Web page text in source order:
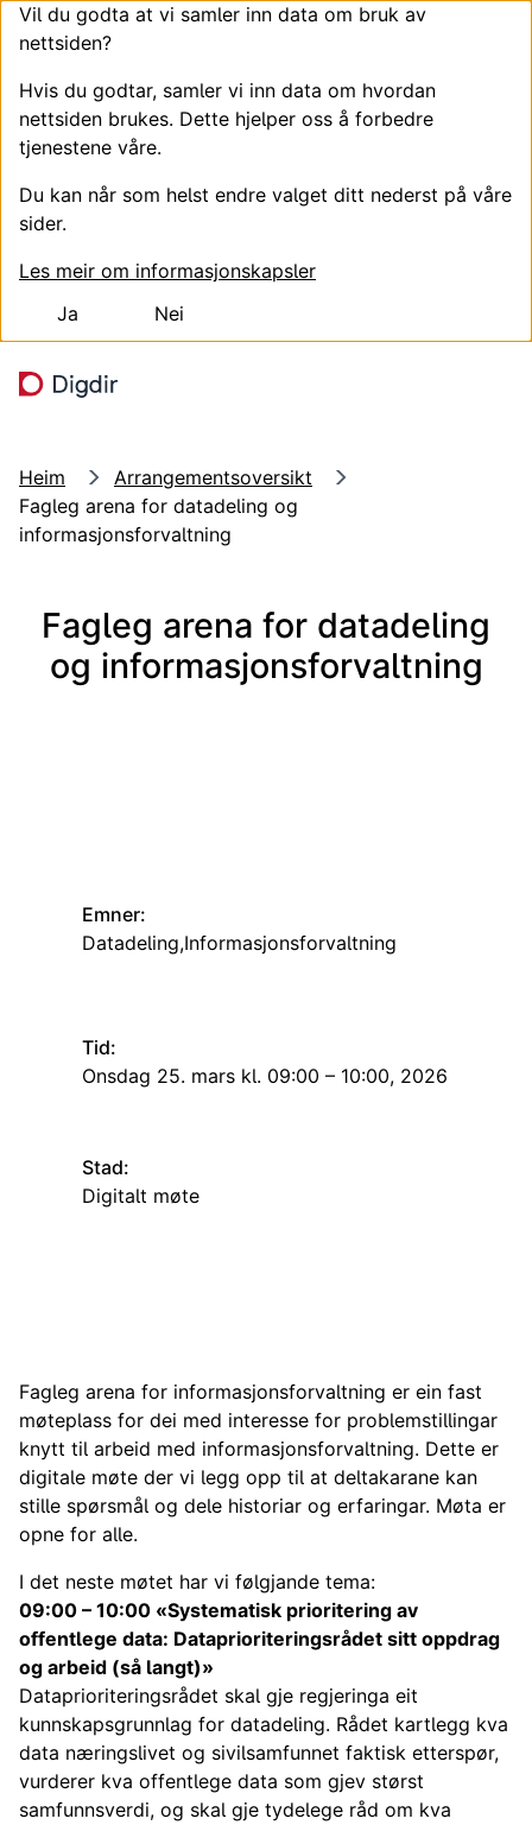
Vil du godta at vi samler inn data om bruk av
nettsiden?
Hvis du godtar, samler vi inn data om hvordan
nettsiden brukes. Dette hjelper oss å forbedre
tjenestene våre.
Du kan når som helst endre valget ditt nederst på våre
sider.
Les meir om informasjonskapsler
Ja
Nei
Heim
Arrangementsoversikt
Fagleg arena for datadeling og
informasjonsforvaltning
Fagleg arena for datadeling
og informasjonsforvaltning
Emner:
Datadeling Informasjonsforvaltning
Tid:
Onsdag 25. mars kl. 09:00 – 10:00, 2026
Stad:
Digitalt møte
Fagleg arena for informasjonsforvaltning er ein fast
møteplass for dei med interesse for problemstillingar
knytt til arbeid med informasjonsforvaltning. Dette er
digitale møte der vi legg opp til at deltakarane kan
stille spørsmål og dele historiar og erfaringar. Møta er
opne for alle.
I det neste møtet har vi følgjande tema:
09:00 – 10:00 «Systematisk prioritering av
offentlege data: Dataprioriteringsrådet sitt oppdrag
og arbeid (så langt)»
Dataprioriteringsrådet skal gje regjeringa eit
kunnskapsgrunnlag for datadeling. Rådet kartlegg kva
data næringslivet og sivilsamfunnet faktisk etterspør,
vurderer kva offentlege data som gjev størst
samfunnsverdi, og skal gje tydelege råd om kva